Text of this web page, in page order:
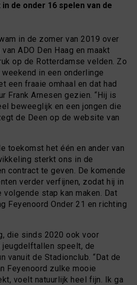
de onder 16 spelen van de
in de zomer van 2019 over
ADO Den Haag en maakt
op de Rotterdamse velden. Zo
in een onderlinge
een fraaie omhaal en dat had
Frank Arnesen gezien. “Hij is
beweeglijk en een jongen die
de Deen op de website van
toekomst het één en ander van
sterkt ons in de
contract te geven. De komende
verder verfijnen, zodat hij in
stap kan maken. Dat
Feyenoord Onder 21 en richting
die sinds 2020 ook voor
speelt, de
vanuit de Stadionclub. “Dat de
Feyenoord zulke mooie
voelt natuurlijk heel fijn. Ik ga